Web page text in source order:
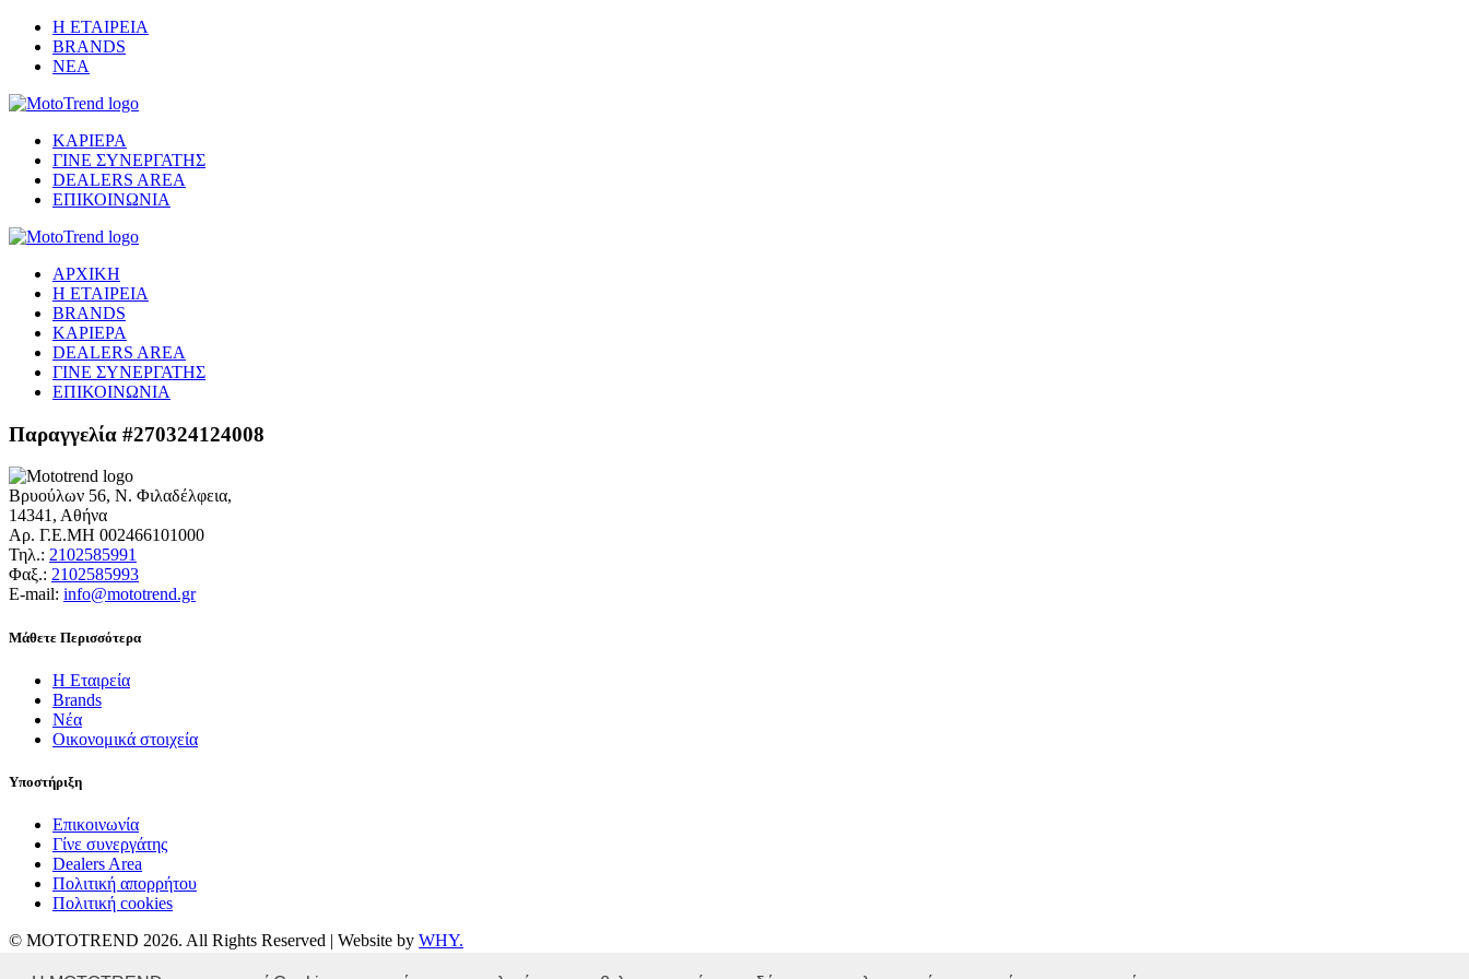
Η ΕΤΑΙΡΕΙΑ
BRANDS
ΝΕΑ
ΚΑΡΙΕΡΑ
ΓΙΝΕ ΣΥΝΕΡΓΑΤΗΣ
DEALERS AREA
ΕΠΙΚΟΙΝΩΝΙΑ
ΑΡΧΙΚΗ
Η ΕΤΑΙΡΕΙΑ
BRANDS
ΚΑΡΙΕΡΑ
DEALERS AREA
ΓΙΝΕ ΣΥΝΕΡΓΑΤΗΣ
ΕΠΙΚΟΙΝΩΝΙΑ
Παραγγελία #270324124008
Βρυούλων 56, Ν. Φιλαδέλφεια,
14341, Αθήνα
Αρ. Γ.Ε.ΜΗ 002466101000
Τηλ.: 2102585991
Φαξ.: 2102585993
Ε-mail: info@mototrend.gr
Μάθετε Περισσότερα
Η Εταιρεία
Brands
Νέα
Οικονομικά στοιχεία
Υποστήριξη
Επικοινωνία
Γίνε συνεργάτης
Dealers Area
Πολιτική απορρήτου
Πολιτική cookies
© MOTOTREND 2026. All Rights Reserved | Website by WHY.